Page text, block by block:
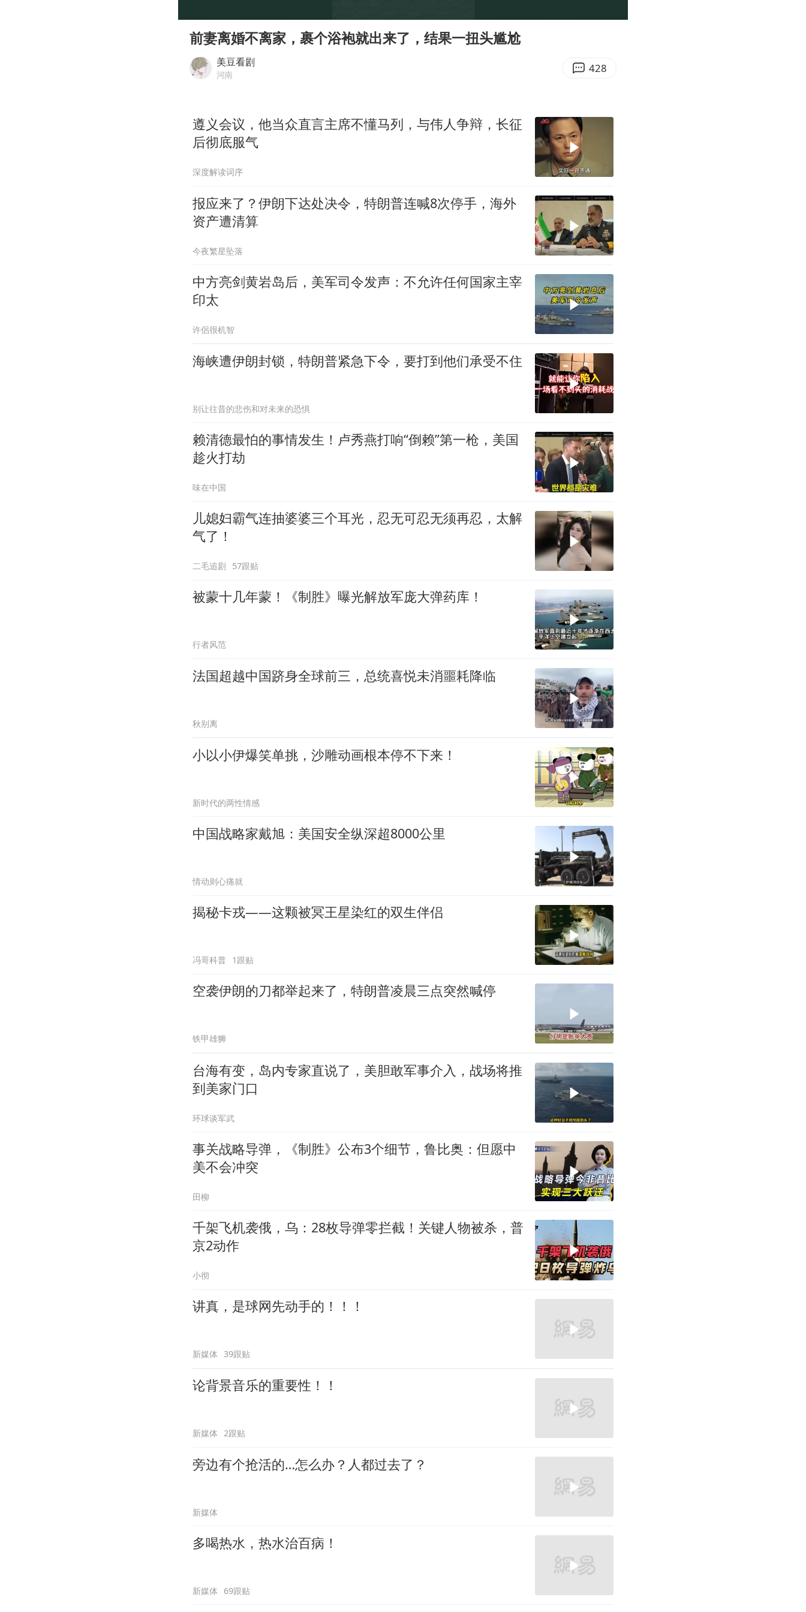
东航：国内客票提前14天免费退改
国防部：坚决反制任何闹海挑衅图谋
胡彦斌获《歌手2026》歌王
前妻离婚不离家，裹个浴袍就出来了，结果一扭头尴尬
美豆看剧
河南 428
遵义会议，他当众直言主席不懂马列，与伟人争辩，长征
后彻底服气
深度解读词序
报应来了？伊朗下达处决令，特朗普连喊8次停手，海外
资产遭清算
今夜繁星坠落
中方亮剑黄岩岛后，美军司令发声：不允许任何国家主宰
印太
许侶很机智
海峡遭伊朗封锁，特朗普紧急下令，要打到他们承受不住
别让往昔的悲伤和对未来的恐惧
赖清德最怕的事情发生！卢秀燕打响“倒赖”第一枪，美国
趁火打劫
味在中国
儿媳妇霸气连抽婆婆三个耳光，忍无可忍无须再忍，太解
气了！
二毛追剧 57跟贴
被蒙十几年蒙！《制胜》曝光解放军庞大弹药库！
行者风范
法国超越中国跻身全球前三，总统喜悦未消噩耗降临
秋别离
小以小伊爆笑单挑，沙雕动画根本停不下来！
新时代的两性情感
中国战略家戴旭：美国安全纵深超8000公里
情动则心痛就
揭秘卡戎——这颗被冥王星染红的双生伴侣
冯哥科普 1跟贴
空袭伊朗的刀都举起来了，特朗普凌晨三点突然喊停
铁甲雄狮
台海有变，岛内专家直说了，美胆敢军事介入，战场将推
到美家门口
环球谈军武
事关战略导弹，《制胜》公布3个细节，鲁比奥：但愿中
美不会冲突
田柳
千架飞机袭俄，乌：28枚导弹零拦截！关键人物被杀，普
京2动作
小彻
讲真，是球网先动手的！！！
新媒体 39跟贴
论背景音乐的重要性！！
新媒体 2跟贴
旁边有个抢活的…怎么办？人都过去了？
新媒体
多喝热水，热水治百病！
新媒体 69跟贴